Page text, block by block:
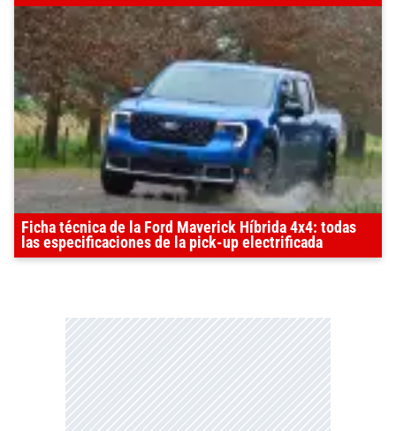
Ficha técnica de la Ford Maverick Híbrida 4x4: todas
las especificaciones de la pick-up electrificada